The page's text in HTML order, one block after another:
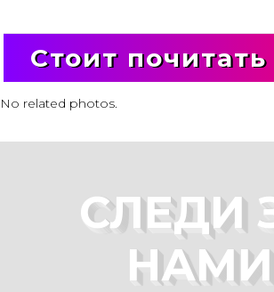
Стоит почитать
No related photos.
СЛЕДИ
НАМИ